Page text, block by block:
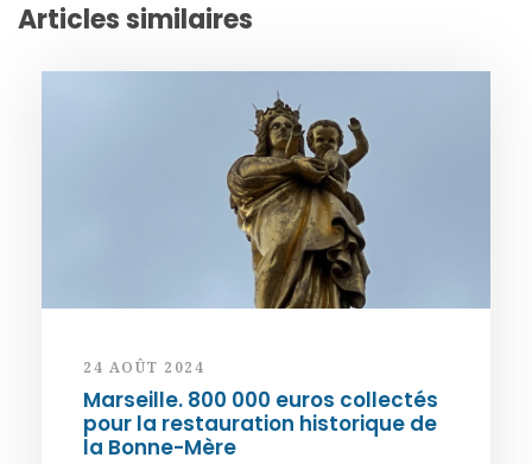
Articles similaires
24 AOÛT 2024
Marseille. 800 000 euros collectés
pour la restauration historique de
la Bonne-Mère